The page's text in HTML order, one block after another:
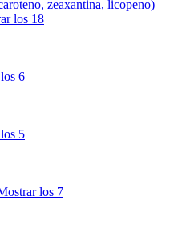
zeaxantina, licopeno)
los 18
6
5
los 7